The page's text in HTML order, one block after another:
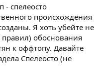
- спелеосто
происхождения
Я хоть убейте не
обоснования
к оффтопу. Давайте
Спелеосто (не